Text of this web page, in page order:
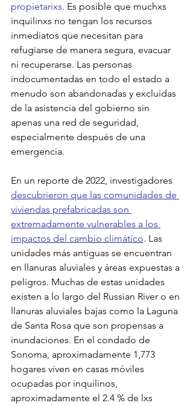
propietarixs. Es posible que muchxs
inquilinxs no tengan los recursos
inmediatos que necesitan para
refugiarse de manera segura, evacuar
ni recuperarse. Las personas
indocumentadas en todo el estado a
menudo son abandonadas y excluidas
de la asistencia del gobierno sin
apenas una red de seguridad,
especialmente después de una
emergencia.
En un reporte de 2022, investigadores
descubrieron que las comunidades de
viviendas prefabricadas son
extremadamente vulnerables a los
impactos del cambio climático. Las
unidades más antiguas se encuentran
en llanuras aluviales y áreas expuestas a
peligros. Muchas de estas unidades
existen a lo largo del Russian River o en
llanuras aluviales bajas como la Laguna
de Santa Rosa que son propensas a
inundaciones. En el condado de
Sonoma, aproximadamente 1,773
hogares viven en casas móviles
ocupadas por inquilinos,
aproximadamente el 2.4 % de lxs